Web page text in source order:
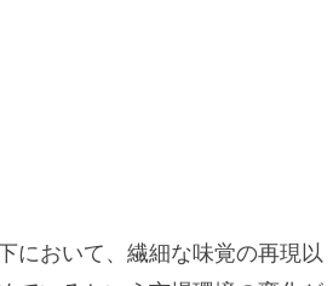
において、繊細な味覚の再現以